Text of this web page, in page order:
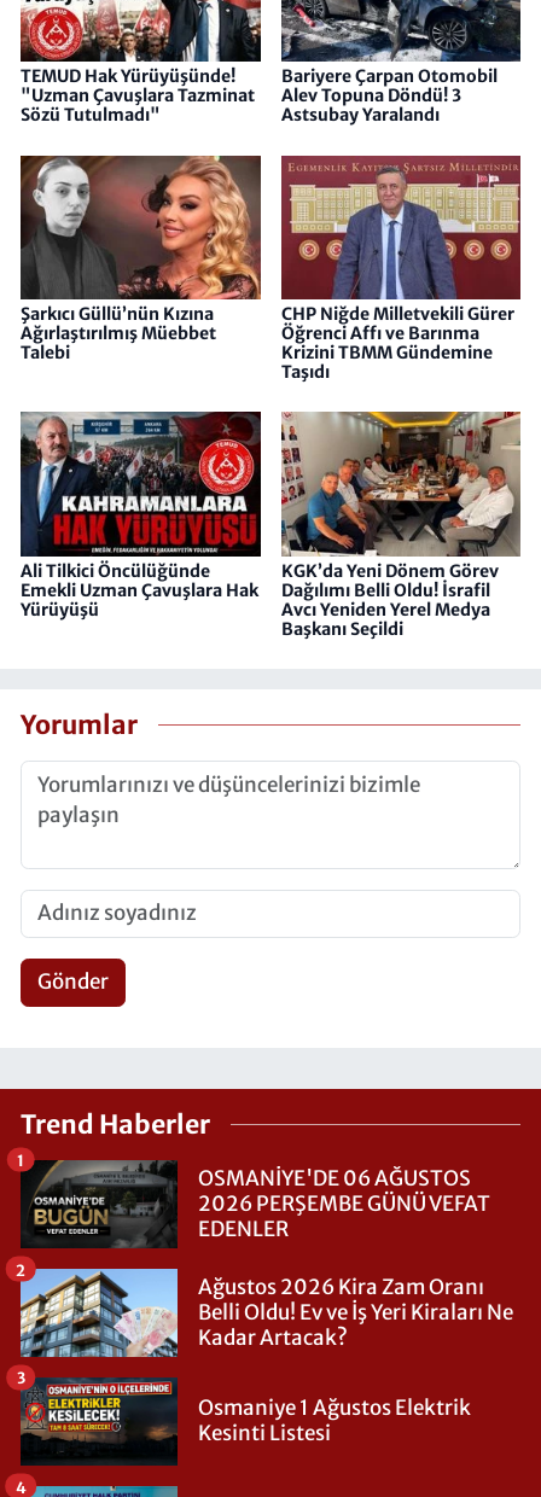
TEMUD Hak Yürüyüşünde!
"Uzman Çavuşlara Tazminat
Sözü Tutulmadı"
Bariyere Çarpan Otomobil
Alev Topuna Döndü! 3
Astsubay Yaralandı
Şarkıcı Güllü’nün Kızına
Ağırlaştırılmış Müebbet
Talebi
CHP Niğde Milletvekili Gürer
Öğrenci Affı ve Barınma
Krizini TBMM Gündemine
Taşıdı
Ali Tilkici Öncülüğünde
Emekli Uzman Çavuşlara Hak
Yürüyüşü
KGK’da Yeni Dönem Görev
Dağılımı Belli Oldu! İsrafil
Avcı Yeniden Yerel Medya
Başkanı Seçildi
Yorumlar
Gönder
Trend Haberler
OSMANİYE'DE 06 AĞUSTOS
2026 PERŞEMBE GÜNÜ VEFAT
EDENLER
1
Ağustos 2026 Kira Zam Oranı
Belli Oldu! Ev ve İş Yeri Kiraları Ne
Kadar Artacak?
2
Osmaniye 1 Ağustos Elektrik
Kesinti Listesi
3
4